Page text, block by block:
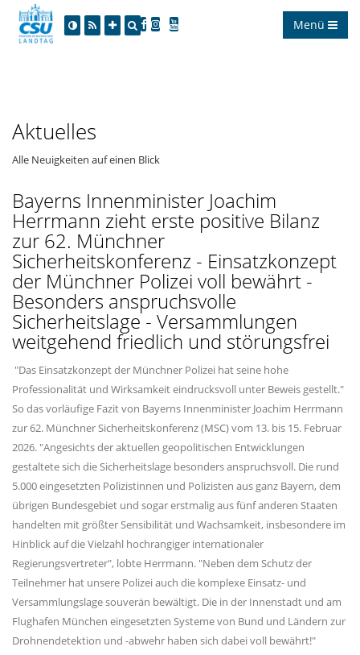
Menü
Aktuelles
Alle Neuigkeiten auf einen Blick
Bayerns Innenminister Joachim
Herrmann zieht erste positive Bilanz
zur 62. Münchner
Sicherheitskonferenz - Einsatzkonzept
der Münchner Polizei voll bewährt -
Besonders anspruchsvolle
Sicherheitslage - Versammlungen
weitgehend friedlich und störungsfrei
"Das Einsatzkonzept der Münchner Polizei hat seine hohe
Professionalität und Wirksamkeit eindrucksvoll unter Beweis gestellt."
So das vorläufige Fazit von Bayerns Innenminister Joachim Herrmann
zur 62. Münchner Sicherheitskonferenz (MSC) vom 13. bis 15. Februar
2026. "Angesichts der aktuellen geopolitischen Entwicklungen
gestaltete sich die Sicherheitslage besonders anspruchsvoll. Die rund
5.000 eingesetzten Polizistinnen und Polizisten aus ganz Bayern, dem
übrigen Bundesgebiet und sogar erstmalig aus fünf anderen Staaten
handelten mit größter Sensibilität und Wachsamkeit, insbesondere im
Hinblick auf die Vielzahl hochrangiger internationaler
Regierungsvertreter", lobte Herrmann. "Neben dem Schutz der
Teilnehmer hat unsere Polizei auch die komplexe Einsatz- und
Versammlungslage souverän bewältigt. Die in der Innenstadt und am
Flughafen München eingesetzten Systeme von Bund und Ländern zur
Drohnendetektion und -abwehr haben sich dabei voll bewährt!"